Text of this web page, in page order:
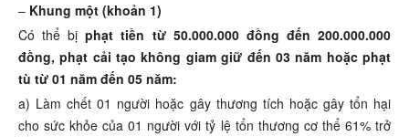
– Khung một (khoản 1)
Có thể bịphạt tiền từ 50.000.000 đồng đến 200.000.000
đồng, phạt cải tạo không giam giữ đến 03 năm hoặc phạt
tù từ 01 năm đến 05 năm:
a) Làm chết 01 người hoặc gây thương tích hoặc gây tổn hại
cho sức khỏe của 01 người với tỷ lệ tổn thương cơ thể 61% trở